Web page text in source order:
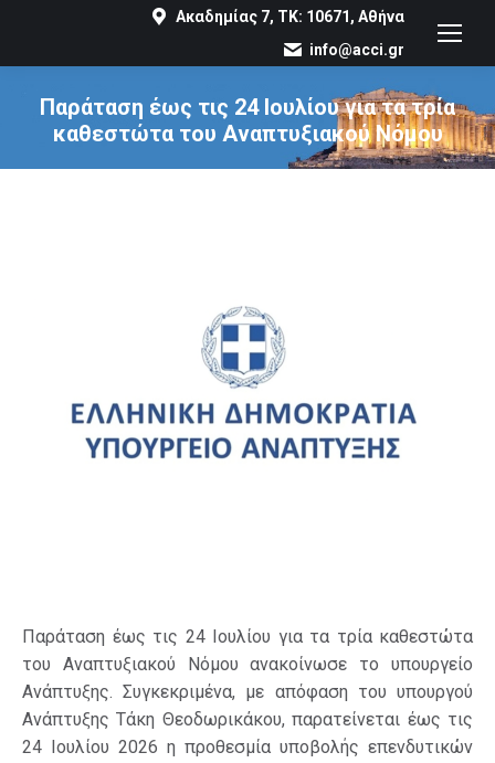
Ακαδημίας 7, ΤΚ: 10671, Αθήνα
info@acci.gr
Παράταση έως τις 24 Ιουλίου για τα τρία
καθεστώτα του Αναπτυξιακού Νόμου
You are here:
Παράταση έως τις 24 Ιουλίου για τα τρία καθεστώτα
του Αναπτυξιακού Νόμου ανακοίνωσε το υπουργείο
Ανάπτυξης. Συγκεκριμένα, με απόφαση του υπουργού
Ανάπτυξης Τάκη Θεοδωρικάκου, παρατείνεται έως τις
24 Ιουλίου 2026 η προθεσμία υποβολής επενδυτικών